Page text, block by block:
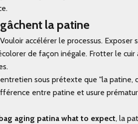
la patine
accélérer le processus. Exposer
de façon inégale. Frotter le cuir
sous prétexte que "la patine,
entre patine et usure
aging patina what to expect, la